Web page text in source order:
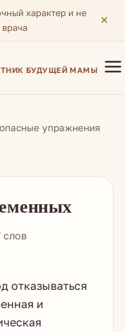
характер и не
×
БУДУЩЕЙ МАМЫ
упражнения
слов
и